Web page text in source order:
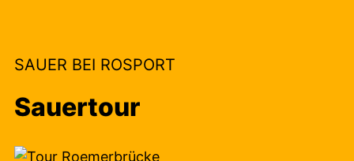
SAUER BEI ROSPORT
Sauertour